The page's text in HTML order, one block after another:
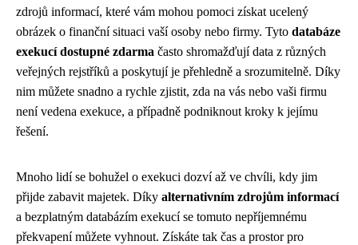
zdrojů informací, které vám mohou pomoci získat ucelený
obrázek o finanční situaci vaší osoby nebo firmy. Tyto databáze
exekucí dostupné zdarma často shromažďují data z různých
veřejných rejstříků a poskytují je přehledně a srozumitelně. Díky
nim můžete snadno a rychle zjistit, zda na vás nebo vaši firmu
není vedena exekuce, a případně podniknout kroky k jejímu
řešení.
Mnoho lidí se bohužel o exekuci dozví až ve chvíli, kdy jim
přijde zabavit majetek. Díky alternativním zdrojům informací
a bezplatným databázím exekucí se tomuto nepříjemnému
překvapení můžete vyhnout. Získáte tak čas a prostor pro